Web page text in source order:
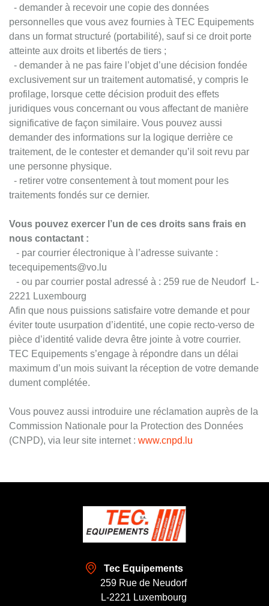
- demander à recevoir une copie des données
personnelles que vous avez fournies à TEC Equipements
dans un format structuré (portabilité), sauf si ce droit porte
atteinte aux droits et libertés de tiers ;
- demander à ne pas faire l’objet d’une décision fondée
exclusivement sur un traitement automatisé, y compris le
profilage, lorsque cette décision produit des effets
juridiques vous concernant ou vous affectant de manière
significative de façon similaire. Vous pouvez aussi
demander des informations sur la logique derrière ce
traitement, de le contester et demander qu’il soit revu par
une personne physique.
- retirer votre consentement à tout moment pour les
traitements fondés sur ce dernier.
Vous pouvez exercer l’un de ces droits sans frais en
nous contactant :
- par courrier électronique à l’adresse suivante :
tecequipements@vo.lu
- ou par courrier postal adressé à : 259 rue de Neudorf L-
2221 Luxembourg
Afin que nous puissions satisfaire votre demande et pour
éviter toute usurpation d’identité, une copie recto-verso de
pièce d’identité valide devra être jointe à votre courrier.
TEC Equipements s’engage à répondre dans un délai
maximum d’un mois suivant la réception de votre demande
dument complétée.
Vous pouvez aussi introduire une réclamation auprès de la
Commission Nationale pour la Protection des Données
(CNPD), via leur site internet : www.cnpd.lu
Tec Equipements
259 Rue de Neudorf
L-2221 Luxembourg